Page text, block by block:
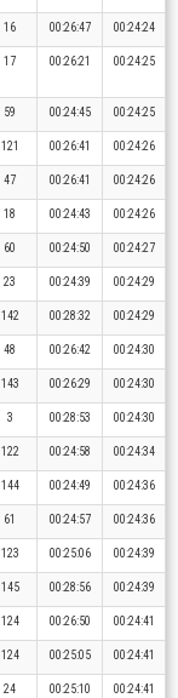
16 00:26:47 00:24:24
17 00:26:21 00:24:25
59 00:24:45 00:24:25
121 00:26:41 00:24:26
47 00:26:41 00:24:26
18 00:24:43 00:24:26
60 00:24:50 00:24:27
23 00:24:39 00:24:29
142 00:28:32 00:24:29
48 00:26:42 00:24:30
143 00:26:29 00:24:30
3 00:28:53 00:24:30
122 00:24:58 00:24:34
144 00:24:49 00:24:36
61 00:24:57 00:24:36
123 00:25:06 00:24:39
145 00:28:56 00:24:39
124 00:26:50 00:24:41
124 00:25:05 00:24:41
24 00:25:10 00:24:41